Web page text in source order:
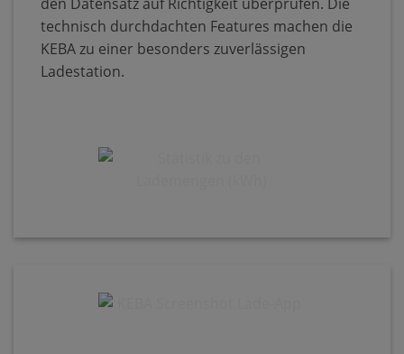
technisch durchdachten Features machen die
KEBA zu einer besonders zuverlässigen
Ladestation.